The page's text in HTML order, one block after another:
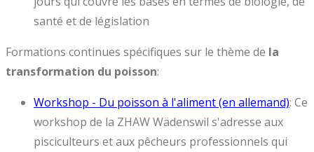
santé et de législation
Formations continues spécifiques sur le thème de la
transformation du poisson:
Workshop - Du poisson à l'aliment (en allemand): Ce
workshop de la ZHAW Wädenswil s'adresse aux
pisciculteurs et aux pêcheurs professionnels qui